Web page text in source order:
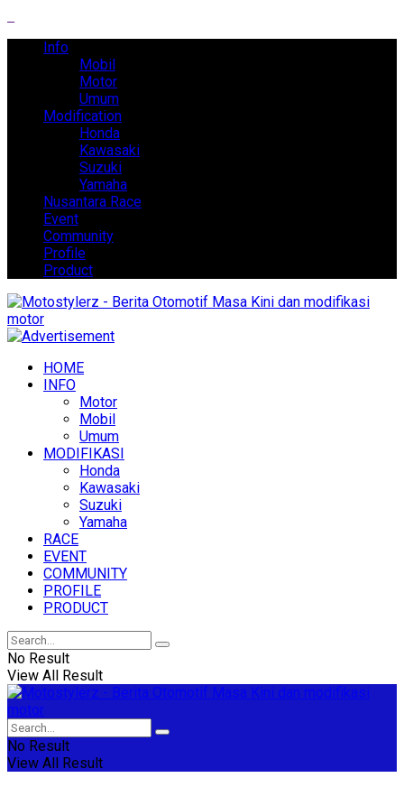
Info
Mobil
Motor
Umum
Modification
Honda
Kawasaki
Suzuki
Yamaha
Nusantara Race
Event
Community
Profile
Product
HOME
INFO
Motor
Mobil
Umum
MODIFIKASI
Honda
Kawasaki
Suzuki
Yamaha
RACE
EVENT
COMMUNITY
PROFILE
PRODUCT
No Result
View All Result
No Result
View All Result